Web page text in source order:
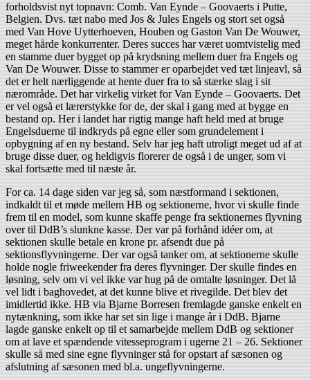
forholdsvist nyt topnavn: Comb. Van Eynde – Goovaerts i Putte,
Belgien. Dvs. tæt nabo med Jos & Jules Engels og stort set også
med Van Hove Uytterhoeven, Houben og Gaston Van De Wouwer,
meget hårde konkurrenter. Deres succes har været uomtvistelig med
en stamme duer bygget op på krydsning mellem duer fra Engels og
Van De Wouwer. Disse to stammer er oparbejdet ved tæt linjeavl, så
det er helt nærliggende at hente duer fra to så stærke slag i sit
nærområde. Det har virkelig virket for Van Eynde – Goovaerts. Det
er vel også et lærerstykke for de, der skal i gang med at bygge en
bestand op. Her i landet har rigtig mange haft held med at bruge
Engelsduerne til indkryds på egne eller som grundelement i
opbygning af en ny bestand. Selv har jeg haft utroligt meget ud af at
bruge disse duer, og heldigvis florerer de også i de unger, som vi
skal fortsætte med til næste år.
For ca. 14 dage siden var jeg så, som næstformand i sektionen,
indkaldt til et møde mellem HB og sektionerne, hvor vi skulle finde
frem til en model, som kunne skaffe penge fra sektionernes flyvning
over til DdB’s slunkne kasse. Der var på forhånd idéer om, at
sektionen skulle betale en krone pr. afsendt due på
sektionsflyvningerne. Der var også tanker om, at sektionerne skulle
holde nogle friweekender fra deres flyvninger. Der skulle findes en
løsning, selv om vi vel ikke var hug på de omtalte løsninger. Det lå
vel lidt i baghovedet, at det kunne blive et rivegilde. Det blev det
imidlertid ikke. HB via Bjarne Borresen fremlagde ganske enkelt en
nytænkning, som ikke har set sin lige i mange år i DdB. Bjarne
lagde ganske enkelt op til et samarbejde mellem DdB og sektioner
om at lave et spændende vitesseprogram i ugerne 21 – 26. Sektioner
skulle så med sine egne flyvninger stå for opstart af sæsonen og
afslutning af sæsonen med bl.a. ungeflyvningerne.